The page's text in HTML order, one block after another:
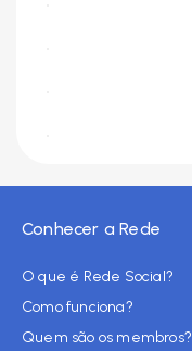
Conhecer a Rede
O que é Rede Social?
Como funciona?
Quem são os membros?